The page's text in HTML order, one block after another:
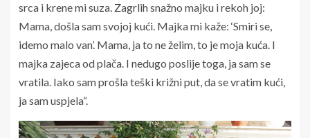
srca i krene mi suza. Zagrlih snažno majku i rekoh joj:
Mama, došla sam svojoj kući. Majka mi kaže: ‘Smiri se,
idemo malo van’. Mama, ja to ne želim, to je moja kuća. I
majka zajeca od plača. I nedugo poslije toga, ja sam se
vratila. Iako sam prošla teški križni put, da se vratim kući,
ja sam uspjela“.